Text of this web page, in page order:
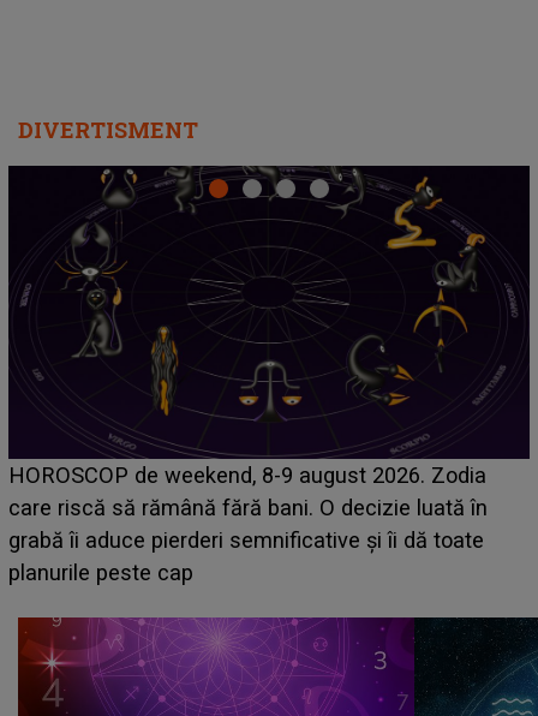
DIVERTISMENT
Emanuel a ținut ACEST DETALIU ASCUNS până
acum! În fața Alexandrei, concurentul din Casa Iubirii
face o MĂRTURISIRE NEAȘTEPTATĂ despre mama
sa: "I-am spus și ei în față, eu nu te iubesc pentru